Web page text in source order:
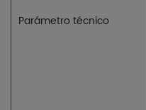
Parámetro técnico